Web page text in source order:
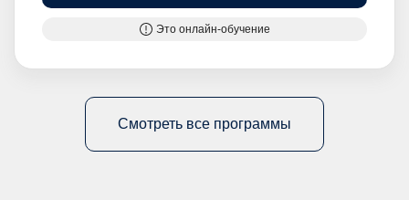
Это онлайн-обучение
Смотреть все программы